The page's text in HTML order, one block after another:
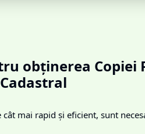
obținerea Copiei
Cadastral
cât mai rapid și eficient, sunt